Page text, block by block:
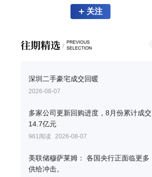
关注
深圳二手豪宅成交回暖
2026-08-07
多家公司更新回购进度，8月份累计成交
14.7亿元
961阅读 2026-08-07
美联储穆萨莱姆： 各国央行正面临更多
供给冲击。